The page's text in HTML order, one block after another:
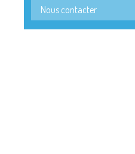
Nous contacter